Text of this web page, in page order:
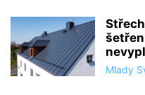
Mlady